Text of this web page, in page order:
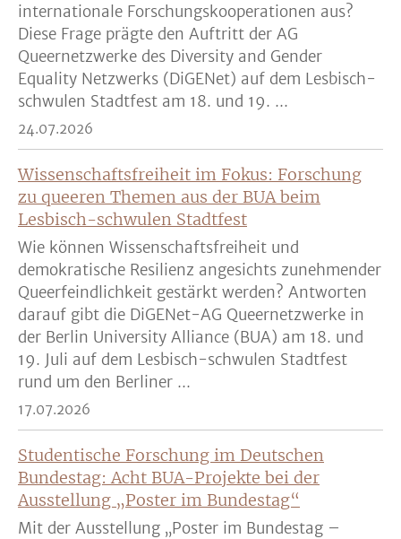
internationale Forschungskooperationen aus?
Diese Frage prägte den Auftritt der AG
Queernetzwerke des Diversity and Gender
Equality Netzwerks (DiGENet) auf dem Lesbisch-
schwulen Stadtfest am 18. und 19. ...
24.07.2026
Wissenschaftsfreiheit im Fokus: Forschung
zu queeren Themen aus der BUA beim
Lesbisch-schwulen Stadtfest
Wie können Wissenschaftsfreiheit und
demokratische Resilienz angesichts zunehmender
Queerfeindlichkeit gestärkt werden? Antworten
darauf gibt die DiGENet-AG Queernetzwerke in
der Berlin University Alliance (BUA) am 18. und
19. Juli auf dem Lesbisch-schwulen Stadtfest
rund um den Berliner ...
17.07.2026
Studentische Forschung im Deutschen
Bundestag: Acht BUA-Projekte bei der
Ausstellung „Poster im Bundestag“
Mit der Ausstellung „Poster im Bundestag –